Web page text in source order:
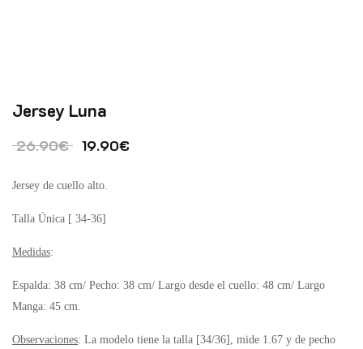
Jersey Luna
26.90€ El precio original era: 26.90€.
19.90€El precio actual es: 19.90€.
Jersey de cuello alto.
Talla Única [ 34-36]
Medidas:
Espalda: 38 cm/ Pecho: 38 cm/ Largo desde el cuello: 48 cm/ Largo
Manga: 45 cm.
Observaciones: La modelo tiene la talla [34/36], mide 1.67 y de pecho